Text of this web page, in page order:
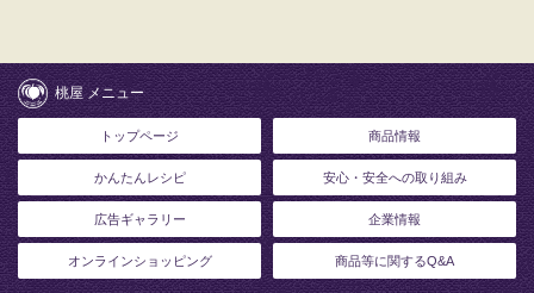
桃屋 メニュー
トップページ 商品情報
かんたんレシピ 安心・安全への取り組み
広告ギャラリー 企業情報
オンラインショッピング 商品等に関するQ&A